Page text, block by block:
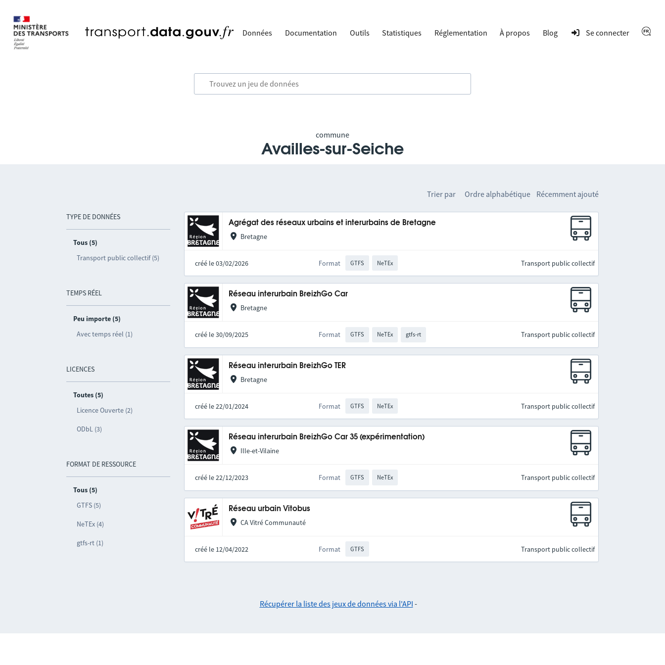
Données Documentation Outils Statistiques Réglementation À propos Blog Se connecter
commune
Availles-sur-Seiche
TYPE DE DONNÉES
Tous (5)
Transport public collectif (5)
TEMPS RÉEL
Peu importe (5)
Avec temps réel (1)
LICENCES
Toutes (5)
Licence Ouverte (2)
ODbL (3)
FORMAT DE RESSOURCE
Tous (5)
GTFS (5)
NeTEx (4)
gtfs-rt (1)
Trier par Ordre alphabétique Récemment ajouté
Agrégat des réseaux urbains et interurbains de Bretagne
Bretagne
créé le 03/02/2026 Format GTFS NeTEx Transport public collectif
Réseau interurbain BreizhGo Car
Bretagne
créé le 30/09/2025 Format GTFS NeTEx gtfs-rt Transport public collectif
Réseau interurbain BreizhGo TER
Bretagne
créé le 22/01/2024 Format GTFS NeTEx Transport public collectif
Réseau interurbain BreizhGo Car 35 (expérimentation)
Ille-et-Vilaine
créé le 22/12/2023 Format GTFS NeTEx Transport public collectif
Réseau urbain Vitobus
CA Vitré Communauté
créé le 12/04/2022 Format GTFS Transport public collectif
Récupérer la liste des jeux de données via l'API -